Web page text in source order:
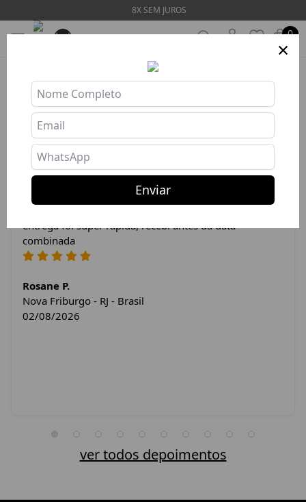
8X SEM JUROS
0
Produto indisponível ou esgotado
Depoimentos dos Clientes
entrega foi super rápida, recebi antes da data
combinada
Rosane P.
Nova Friburgo - RJ - Brasil
02/08/2026
ver todos depoimentos
×
Enviar